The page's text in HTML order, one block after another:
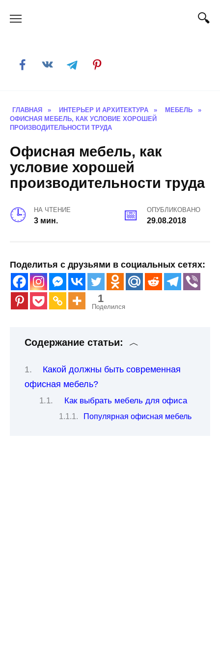
ГЛАВНАЯ » ИНТЕРЬЕР И АРХИТЕКТУРА » МЕБЕЛЬ
»
ОФИСНАЯ МЕБЕЛЬ, КАК УСЛОВИЕ ХОРОШЕЙ
ПРОИЗВОДИТЕЛЬНОСТИ ТРУДА
Офисная мебель, как
условие хорошей
производительности труда
НА ЧТЕНИЕ
3 мин.
ОПУБЛИКОВАНО
29.08.2018
Поделитья с друзьями в социальных сетях:
1
Поделился
Содержание статьи:
Какой должны быть современная
офисная мебель?
Как выбрать мебель для офиса
Популярная офисная мебель